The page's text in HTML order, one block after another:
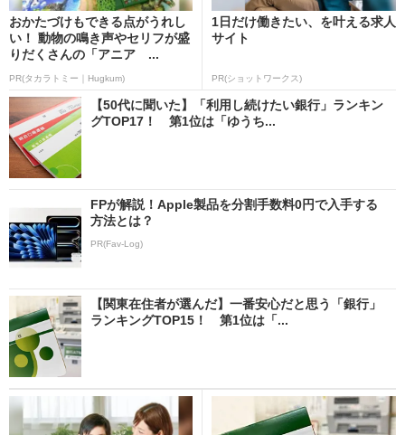
おかたづけもできる点がうれし
い！ 動物の鳴き声やセリフが盛
りだくさんの「アニア ...
PR(タカラトミー｜Hugkum)
1日だけ働きたい、を叶える求人
サイト
PR(ショットワークス)
【50代に聞いた】「利用し続けたい銀行」ランキン
グTOP17！ 第1位は「ゆうち...
FPが解説！Apple製品を分割手数料0円で入手する
方法とは？
PR(Fav-Log)
【関東在住者が選んだ】一番安心だと思う「銀行」
ランキングTOP15！ 第1位は「...